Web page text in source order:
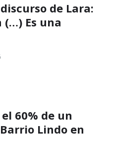
de Lara:
(…) Es una
60% de un
Lindo en